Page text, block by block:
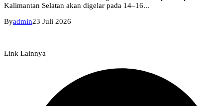
Kalimantan Selatan akan digelar pada 14–16...
Byadmin23 Juli 2026
Link Lainnya